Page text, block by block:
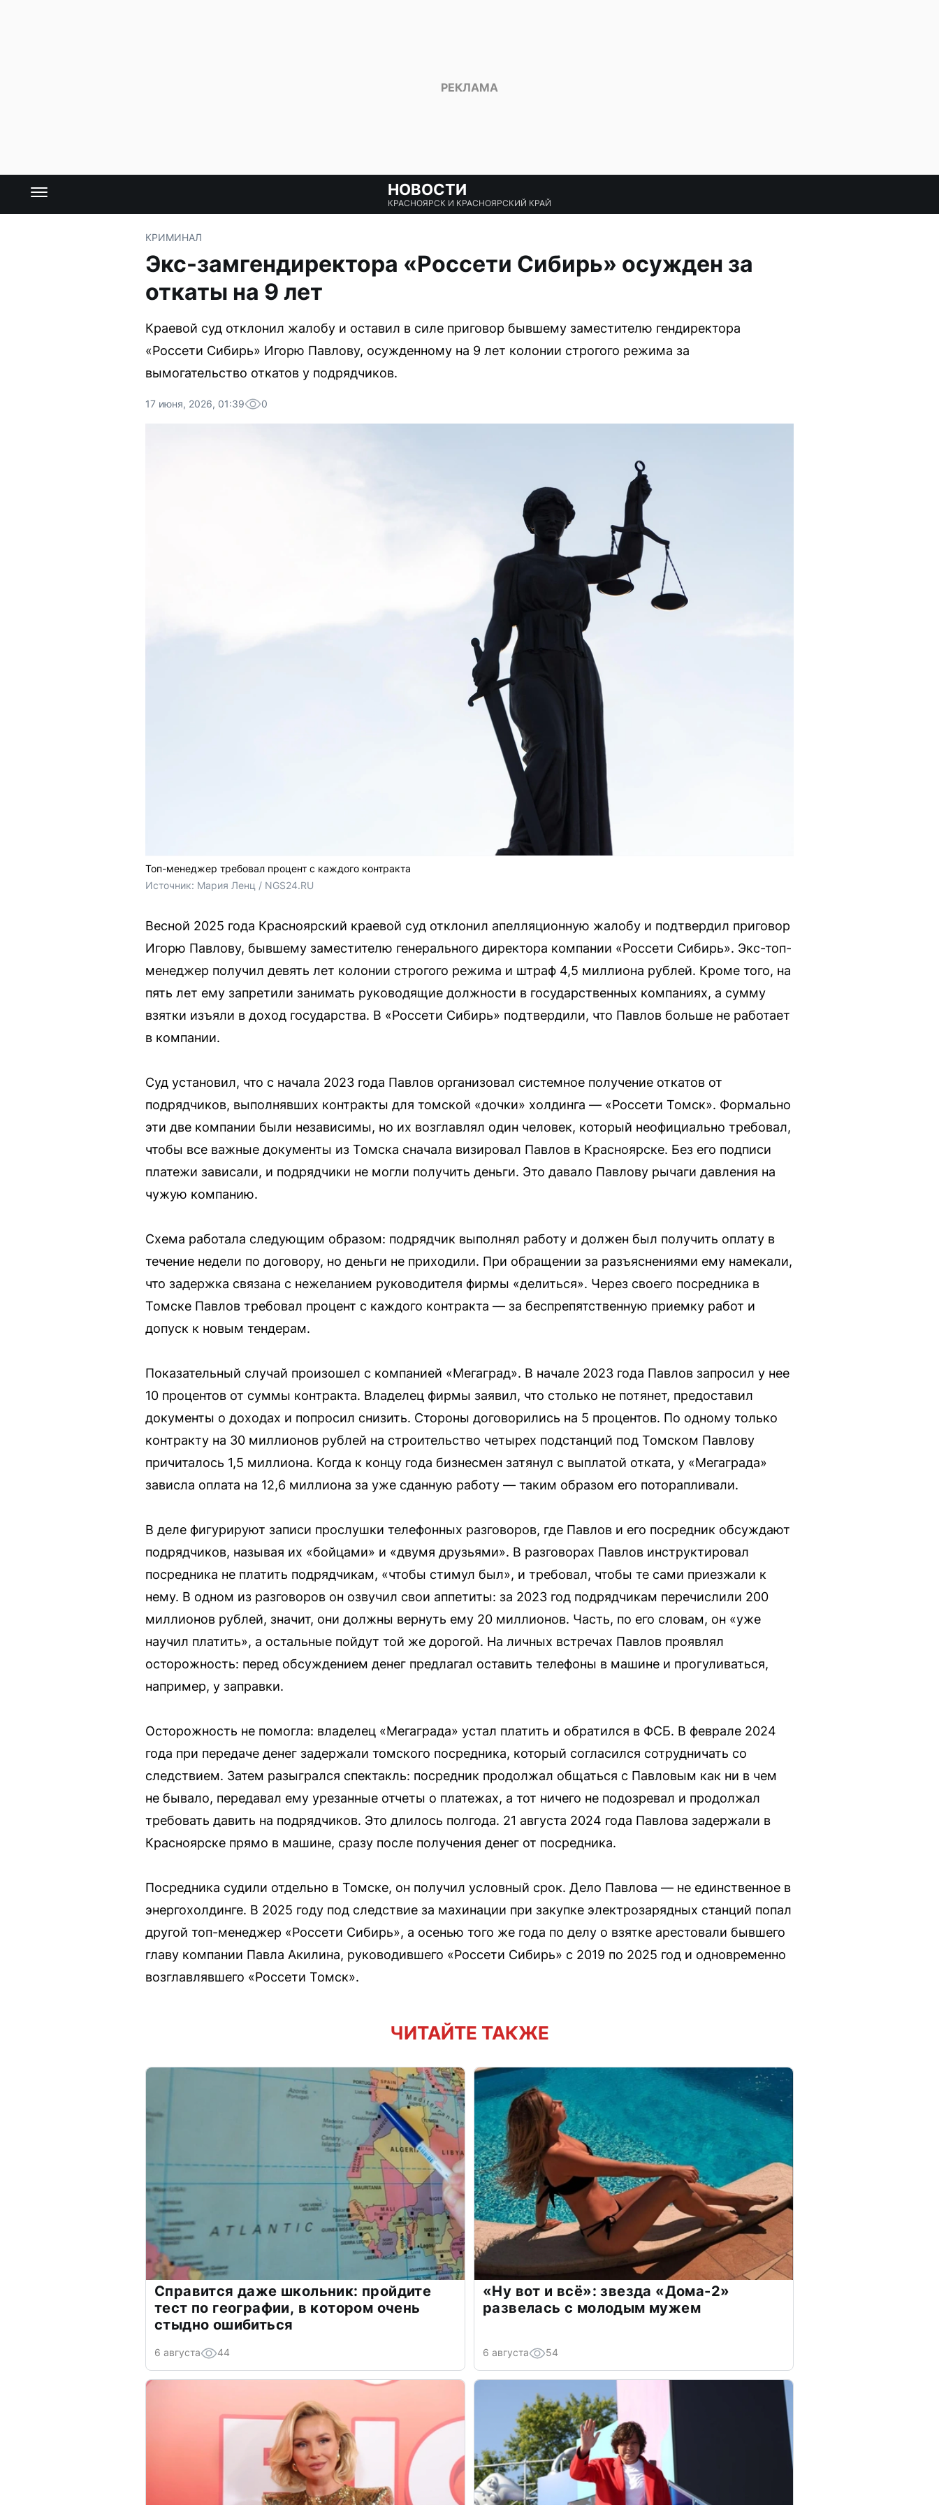
НОВОСТИ
КРАСНОЯРСК И КРАСНОЯРСКИЙ КРАЙ
КРИМИНАЛ
Экс-замгендиректора «Россети Сибирь» осужден за
откаты на 9 лет
Краевой суд отклонил жалобу и оставил в силе приговор бывшему заместителю гендиректора
«Россети Сибирь» Игорю Павлову, осужденному на 9 лет колонии строгого режима за
вымогательство откатов у подрядчиков.
17 июня, 2026, 01:39 0
Топ-менеджер требовал процент с каждого контракта
Источник: Мария Ленц / NGS24.RU
Весной 2025 года Красноярский краевой суд отклонил апелляционную жалобу и подтвердил приговор
Игорю Павлову, бывшему заместителю генерального директора компании «Россети Сибирь». Экс-топ-
менеджер получил девять лет колонии строгого режима и штраф 4,5 миллиона рублей. Кроме того, на
пять лет ему запретили занимать руководящие должности в государственных компаниях, а сумму
взятки изъяли в доход государства. В «Россети Сибирь» подтвердили, что Павлов больше не работает
в компании.
Суд установил, что с начала 2023 года Павлов организовал системное получение откатов от
подрядчиков, выполнявших контракты для томской «дочки» холдинга — «Россети Томск». Формально
эти две компании были независимы, но их возглавлял один человек, который неофициально требовал,
чтобы все важные документы из Томска сначала визировал Павлов в Красноярске. Без его подписи
платежи зависали, и подрядчики не могли получить деньги. Это давало Павлову рычаги давления на
чужую компанию.
Схема работала следующим образом: подрядчик выполнял работу и должен был получить оплату в
течение недели по договору, но деньги не приходили. При обращении за разъяснениями ему намекали,
что задержка связана с нежеланием руководителя фирмы «делиться». Через своего посредника в
Томске Павлов требовал процент с каждого контракта — за беспрепятственную приемку работ и
допуск к новым тендерам.
Показательный случай произошел с компанией «Мегаград». В начале 2023 года Павлов запросил у нее
10 процентов от суммы контракта. Владелец фирмы заявил, что столько не потянет, предоставил
документы о доходах и попросил снизить. Стороны договорились на 5 процентов. По одному только
контракту на 30 миллионов рублей на строительство четырех подстанций под Томском Павлову
причиталось 1,5 миллиона. Когда к концу года бизнесмен затянул с выплатой отката, у «Мегаграда»
зависла оплата на 12,6 миллиона за уже сданную работу — таким образом его поторапливали.
В деле фигурируют записи прослушки телефонных разговоров, где Павлов и его посредник обсуждают
подрядчиков, называя их «бойцами» и «двумя друзьями». В разговорах Павлов инструктировал
посредника не платить подрядчикам, «чтобы стимул был», и требовал, чтобы те сами приезжали к
нему. В одном из разговоров он озвучил свои аппетиты: за 2023 год подрядчикам перечислили 200
миллионов рублей, значит, они должны вернуть ему 20 миллионов. Часть, по его словам, он «уже
научил платить», а остальные пойдут той же дорогой. На личных встречах Павлов проявлял
осторожность: перед обсуждением денег предлагал оставить телефоны в машине и прогуливаться,
например, у заправки.
Осторожность не помогла: владелец «Мегаграда» устал платить и обратился в ФСБ. В феврале 2024
года при передаче денег задержали томского посредника, который согласился сотрудничать со
следствием. Затем разыгрался спектакль: посредник продолжал общаться с Павловым как ни в чем
не бывало, передавал ему урезанные отчеты о платежах, а тот ничего не подозревал и продолжал
требовать давить на подрядчиков. Это длилось полгода. 21 августа 2024 года Павлова задержали в
Красноярске прямо в машине, сразу после получения денег от посредника.
Посредника судили отдельно в Томске, он получил условный срок. Дело Павлова — не единственное в
энергохолдинге. В 2025 году под следствие за махинации при закупке электрозарядных станций попал
другой топ-менеджер «Россети Сибирь», а осенью того же года по делу о взятке арестовали бывшего
главу компании Павла Акилина, руководившего «Россети Сибирь» с 2019 по 2025 год и одновременно
возглавлявшего «Россети Томск».
ЧИТАЙТЕ ТАКЖЕ
Справится даже школьник: пройдите
тест по географии, в котором очень
стыдно ошибиться
6 августа 44
«Ну вот и всё»: звезда «Дома-2»
развелась с молодым мужем
6 августа 54